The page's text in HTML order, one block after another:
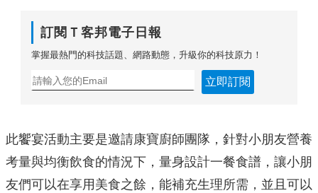
訂閱Ｔ客邦電子日報
掌握最熱門的科技話題、網路動態，升級你的科技原力！
立即訂閱
此饗宴活動主要是邀請康寶廚師團隊，針對小朋友營養
考量與均衡飲食的情況下，量身設計一餐食譜，讓小朋
友們可以在享用美食之餘，能補充生理所需，並且可以